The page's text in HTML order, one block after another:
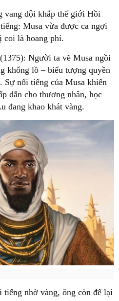
vang dội khắp thế giới Hồi
Musa vừa được ca ngợi
coi là hoang phí.
Người ta vẽ Musa ngồi
khổng lồ – biểu tượng quyền
nổi tiếng của Musa khiến
dẫn cho thương nhân, học
đang khao khát vàng.
tiếng nhờ vàng, ông còn để lại